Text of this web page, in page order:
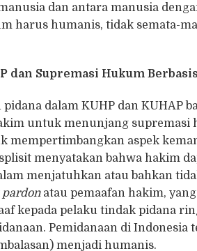
dan antara manusia
harus humanis, tidak semata-
dan Supremasi Hukum
dalam KUHP dan KUHAP
untuk menunjang supremasi
mempertimbangkan aspek
menyatakan bahwa hakim
menjatuhkan atau bahkan
atau pemaafan hakim,
kepada pelaku tindak pidana
Pemidanaan di Indonesia
menjadi humanis.